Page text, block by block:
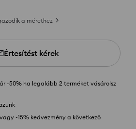
a mérethez
Értesítést kérek
-50% ha legalább 2 terméket vásárolsz
-15% kedvezmény a következő